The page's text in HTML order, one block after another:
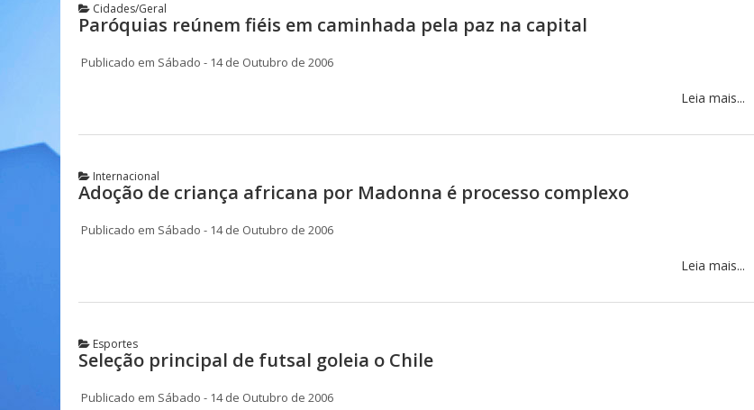
Cidades/Geral
Paróquias reúnem fiéis em caminhada pela paz na capital
Publicado em Sábado - 14 de Outubro de 2006
Leia mais...
Internacional
Adoção de criança africana por Madonna é processo complexo
Publicado em Sábado - 14 de Outubro de 2006
Leia mais...
Esportes
Seleção principal de futsal goleia o Chile
Publicado em Sábado - 14 de Outubro de 2006